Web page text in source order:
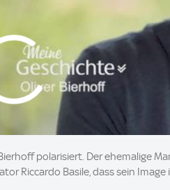
polarisiert. Der ehemalige
Riccardo Basile, dass sein